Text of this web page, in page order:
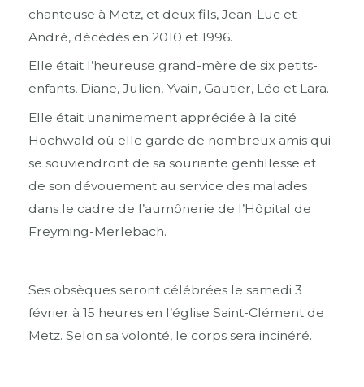
chanteuse à Metz, et deux fils, Jean-Luc et
André, décédés en 2010 et 1996.
Elle était l’heureuse grand-mère de six petits-
enfants, Diane, Julien, Yvain, Gautier, Léo et Lara.
Elle était unanimement appréciée à la cité
Hochwald où elle garde de nombreux amis qui
se souviendront de sa souriante gentillesse et
de son dévouement au service des malades
dans le cadre de l’aumônerie de l’Hôpital de
Freyming-Merlebach.
Ses obsèques seront célébrées le samedi 3
février à 15 heures en l’église Saint-Clément de
Metz. Selon sa volonté, le corps sera incinéré.